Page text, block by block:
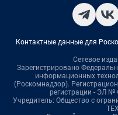
Контактные данные для
Сетевое
Зарегистрировано
информационных
(Роскомнадзор).
регистрации - ЭЛ №
Учредитель: Общество с